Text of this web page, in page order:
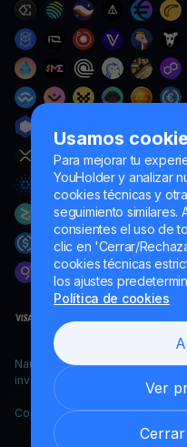
Usamos
Para mejorar tu
YouHolder y analizar
cookies técnicas y
seguimiento similares.
consientes el uso de
clic en 'Cerrar/
cookies técnicas
los ajustes
Política de cookies
Ver
Naumard LTD. – únicamente
investigación y marketing
Copyright YouHodler, 2026.